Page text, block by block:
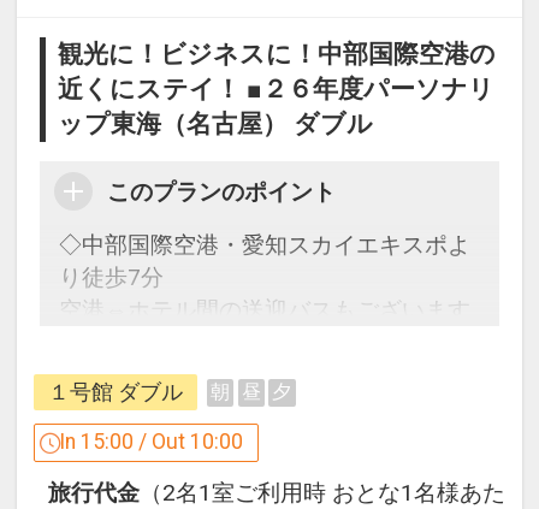
観光に！ビジネスに！中部国際空港の
近くにステイ！ ■２６年度パーソナリ
ップ東海（名古屋） ダブル
このプランのポイント
◇中部国際空港・愛知スカイエキスポよ
り徒歩7分
空港⇔ホテル間の送迎バスもございます
うれしいポイント
●宿泊者の方に無料の朝食（ビュッフェ
形式）を提供しています
※本プランは（食事なし）プランです
１号館 ダブル 朝 昼 夕
In 15:00 / Out 10:00
旅行代金 （2名1室ご利用時 おとな1名様あた